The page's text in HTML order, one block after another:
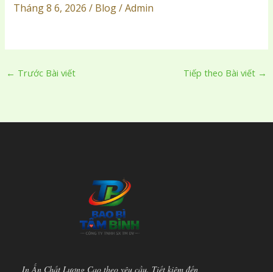
Tháng 8 6, 2026 / Blog / Admin
← Trước Bài viết Tiếp theo Bài viết →
In Ấn Chất Lượng Cao theo yêu cầu. Tiết kiệm đến